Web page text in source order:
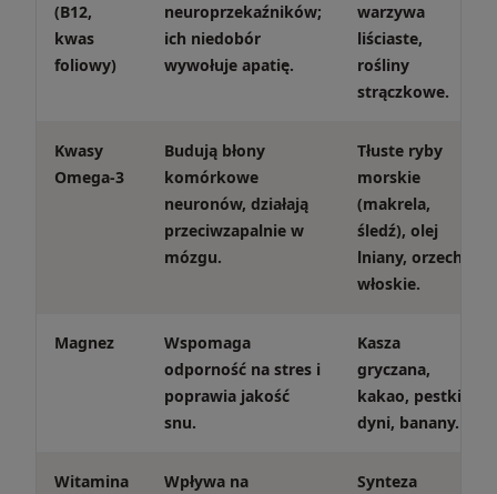
(B12,
kwas
foliowy)
neuroprzekaźników;
ich niedobór
wywołuje apatię.
warzywa
liściaste,
rośliny
strączkowe.
Kwasy
Omega-3
Budują błony
komórkowe
neuronów, działają
przeciwzapalnie w
mózgu.
Tłuste ryby
morskie
(makrela,
śledź), olej
lniany, orzechy
włoskie.
Magnez
Wspomaga
odporność na stres i
poprawia jakość
snu.
Kasza
gryczana,
kakao, pestki
dyni, banany.
Witamina
Wpływa na
Synteza